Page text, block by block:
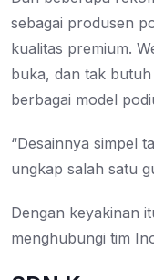
sebagai produsen
kualitas premium.
buka, dan tak
berbagai model
“Desainnya simpel
ungkap salah satu
Dengan keyakinan
menghubungi tim